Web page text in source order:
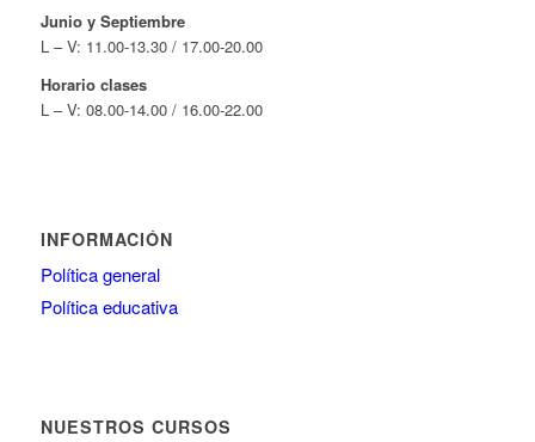
Junio y Septiembre
L – V: 11.00-13.30 / 17.00-20.00
Horario clases
L – V: 08.00-14.00 / 16.00-22.00
INFORMACIÓN
Política general
Política educativa
NUESTROS CURSOS